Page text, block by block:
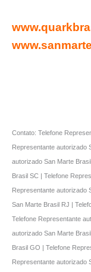
Contato: Telefone
Representante autorizado
autorizado San Marte
Brasil SC | Telefone
Representante autorizado
San Marte Brasil RJ |
Telefone Representante
autorizado San Marte
Brasil GO | Telefone
Representante autorizado